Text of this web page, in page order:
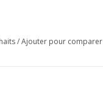
/Ajouter pour comparer